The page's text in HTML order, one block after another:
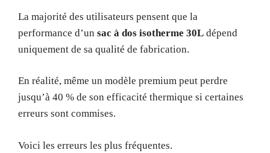
La majorité des utilisateurs pensent que la
performance d’un sac à dos isotherme 30L dépend
uniquement de sa qualité de fabrication.
En réalité, même un modèle premium peut perdre
jusqu’à 40 % de son efficacité thermique si certaines
erreurs sont commises.
Voici les erreurs les plus fréquentes.